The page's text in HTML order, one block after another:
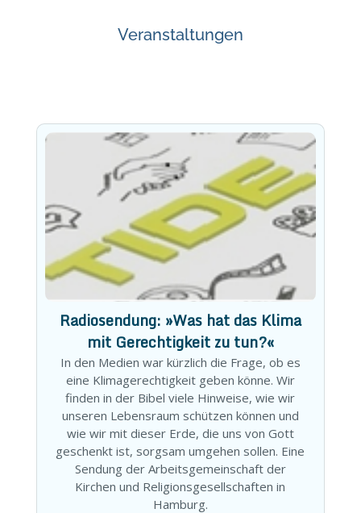
Veranstaltungen
Radiosendung: »Was hat das Klima
mit Gerechtigkeit zu tun?«
In den Medien war kürzlich die Frage, ob es
eine Klimagerechtigkeit geben könne. Wir
finden in der Bibel viele Hinweise, wie wir
unseren Lebensraum schützen können und
wie wir mit dieser Erde, die uns von Gott
geschenkt ist, sorgsam umgehen sollen. Eine
Sendung der Arbeitsgemeinschaft der
Kirchen und Religionsgesellschaften in
Hamburg.